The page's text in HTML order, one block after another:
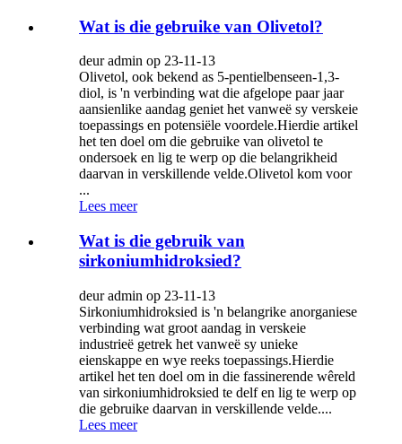
Wat is die gebruike van Olivetol?
deur admin op 23-11-13
Olivetol, ook bekend as 5-pentielbenseen-1,3-
diol, is 'n verbinding wat die afgelope paar jaar
aansienlike aandag geniet het vanweë sy verskeie
toepassings en potensiële voordele.Hierdie artikel
het ten doel om die gebruike van olivetol te
ondersoek en lig te werp op die belangrikheid
daarvan in verskillende velde.Olivetol kom voor
...
Lees meer
Wat is die gebruik van
sirkoniumhidroksied?
deur admin op 23-11-13
Sirkoniumhidroksied is 'n belangrike anorganiese
verbinding wat groot aandag in verskeie
industrieë getrek het vanweë sy unieke
eienskappe en wye reeks toepassings.Hierdie
artikel het ten doel om in die fassinerende wêreld
van sirkoniumhidroksied te delf en lig te werp op
die gebruike daarvan in verskillende velde....
Lees meer